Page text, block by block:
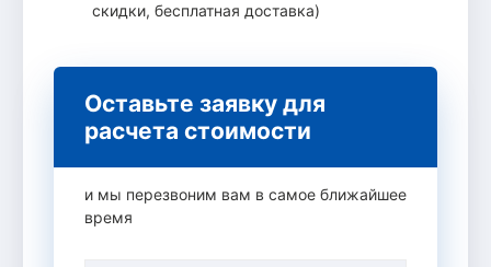
скидки, бесплатная доставка)
Оставьте заявку для
расчета стоимости
и мы перезвоним вам в самое ближайшее
время